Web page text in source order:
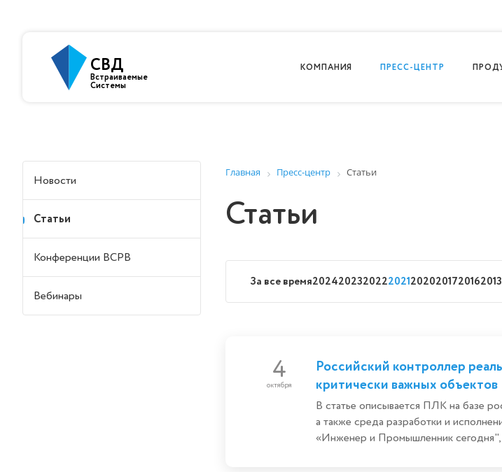
СВД
Встраиваемые
Системы
КОМПАНИЯ ПРЕСС-ЦЕНТР
Главная Пресс-центр Статьи
Статьи
За все время20242023202220212020201720162013
4
октября
Российский контроллер
критически важных объектов
В статье описывается ПЛК на базе
а также среда разработки и
«Инженер и Промышленник сегодня",
Новости
Статьи
Конференции ВСРВ
Вебинары